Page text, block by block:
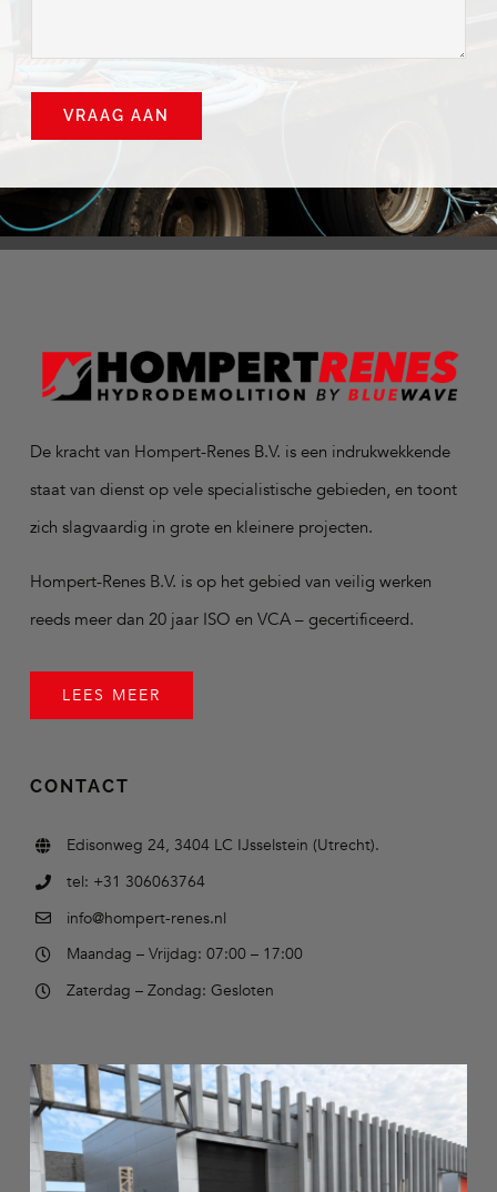
VRAAG AAN
De kracht van Hompert-Renes B.V. is een indrukwekkende
staat van dienst op vele specialistische gebieden, en toont
zich slagvaardig in grote en kleinere projecten.
Hompert-Renes B.V. is op het gebied van veilig werken
reeds meer dan 20 jaar ISO en VCA – gecertificeerd.
LEES MEER
CONTACT
Edisonweg 24, 3404 LC IJsselstein (Utrecht).
tel: +31 306063764
info@hompert-renes.nl
Maandag – Vrijdag: 07:00 – 17:00
Zaterdag – Zondag: Gesloten